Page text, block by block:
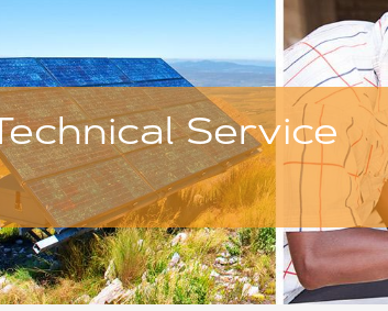
Service